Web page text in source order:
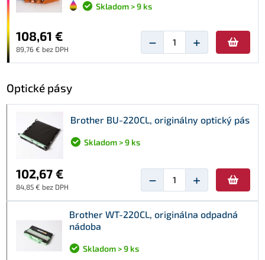
Skladom > 9 ks
108,61 €
89,76 € bez DPH − +
Optické pásy
Brother BU-220CL, originálny optický pás
Skladom > 9 ks
102,67 €
84,85 € bez DPH − +
Brother WT-220CL, originálna odpadná
nádoba
Skladom > 9 ks